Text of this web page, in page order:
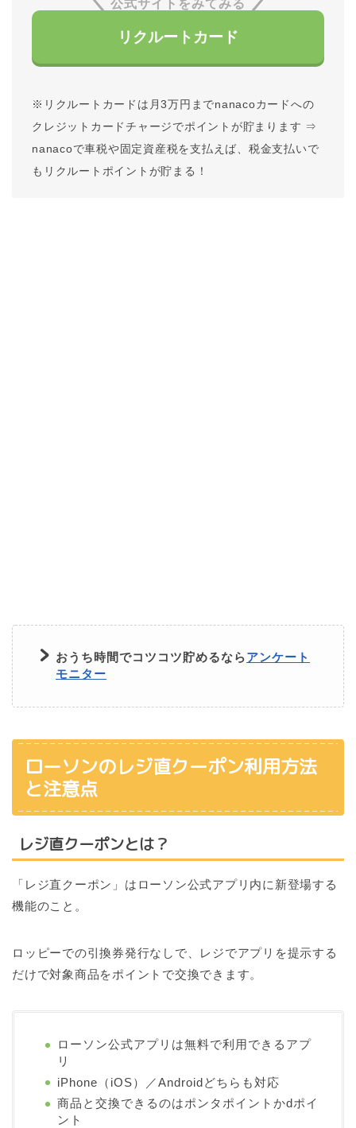
公式サイトをみてみる
リクルートカード
※リクルートカードは月3万円までnanacoカードへの
クレジットカードチャージでポイントが貯まります ⇒
nanacoで車税や固定資産税を支払えば、税金支払いで
もリクルートポイントが貯まる！
おうち時間でコツコツ貯めるならアンケート
モニター
ローソンのレジ直クーポン利用方法
と注意点
レジ直クーポンとは？
「レジ直クーポン」はローソン公式アプリ内に新登場する
機能のこと。
ロッピーでの引換券発行なしで、レジでアプリを提示する
だけで対象商品をポイントで交換できます。
ローソン公式アプリは無料で利用できるアプ
リ
iPhone（iOS）／Androidどちらも対応
商品と交換できるのはポンタポイントかdポイ
ント